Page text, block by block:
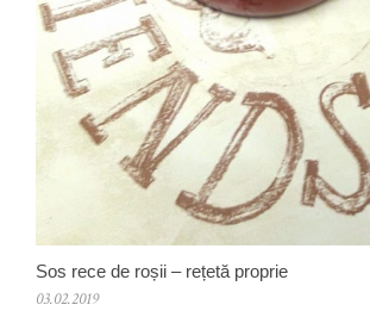
Sos rece de roșii – rețetă proprie
03.02.2019